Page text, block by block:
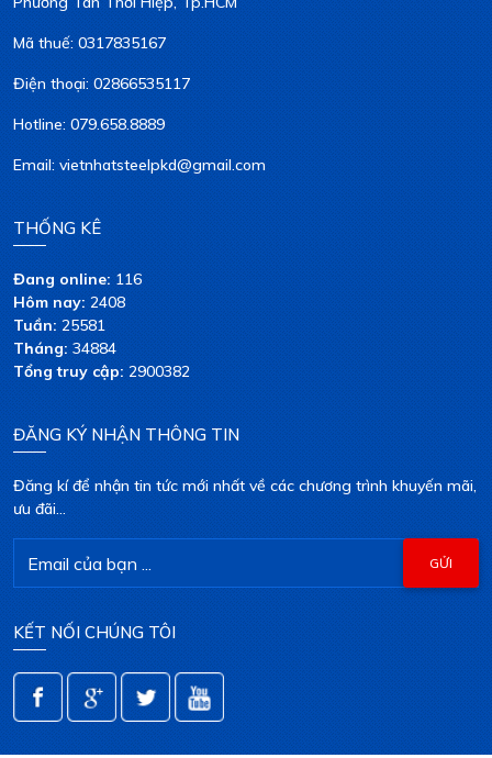
Mã thuế: 0317835167
Điện thoại: 02866535117
Hotline: 079.658.8889
Email: vietnhatsteelpkd@gmail.com
THỐNG KÊ
Đang online:116
Hôm nay:2408
Tuần:25581
Tháng:34884
Tổng truy cập:2900382
ĐĂNG KÝ NHẬN THÔNG TIN
Đăng kí để nhận tin tức mới nhất về các chương trình khuyến mãi,
ưu đãi...
KẾT NỐI CHÚNG TÔI